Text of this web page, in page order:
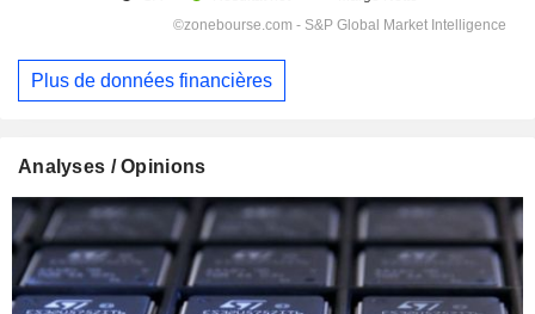
Plus de données financières
Analyses / Opinions